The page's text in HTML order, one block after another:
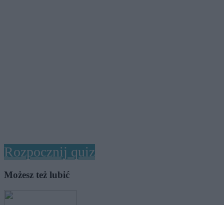
Rozpocznij quiz
Możesz też lubić